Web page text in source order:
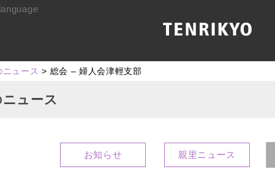
ニュース > 総会 – 婦人会津輕支部
ュース
お知らせ 親里ニュース
language